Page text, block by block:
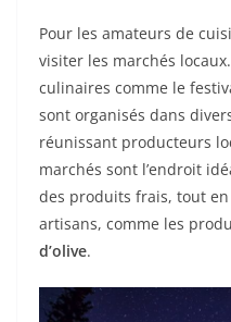
Pour les amateurs de
visiter les marchés
culinaires comme le
sont organisés dans
réunissant producteurs
marchés sont l’endroit
des produits frais, tout en
artisans, comme les
d’olive.